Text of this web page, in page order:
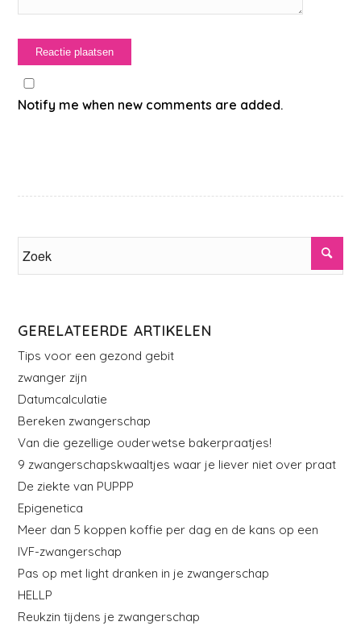
Notify me when new comments are added.
GERELATEERDE ARTIKELEN
Tips voor een gezond gebit
zwanger zijn
Datumcalculatie
Bereken zwangerschap
Van die gezellige ouderwetse bakerpraatjes!
9 zwangerschapskwaaltjes waar je liever niet over praat
De ziekte van PUPPP
Epigenetica
Meer dan 5 koppen koffie per dag en de kans op een
IVF-zwangerschap
Pas op met light dranken in je zwangerschap
HELLP
Reukzin tijdens je zwangerschap